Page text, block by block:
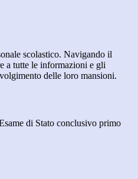
scolastico. Navigando il
a tutte le informazioni e gli
delle loro mansioni.
di Stato conclusivo primo